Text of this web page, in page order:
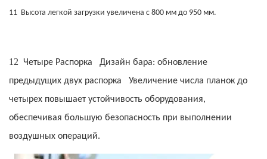
11 Высота легкой загрузки увеличена с 800 мм до 950 мм.
12 Четыре Распорка
Дизайн бара: обновление
предыдущих двух распорка
Увеличение числа планок до
четырех повышает устойчивость оборудования,
обеспечивая большую безопасность при выполнении
воздушных операций.